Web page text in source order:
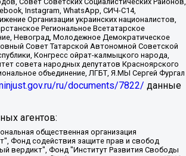
Instagram, WhatsApp, СИЧ-С14,
Организации украинских националистов,
Региональное Всетатарское
Невоград, Молодежное Демократическое
Совет Татарской Автономной Советской
Конгресс ойрат-калмыцкого народа,
совета народных депутатов Красноярского
объединение, ЛГБТ, Я.МЫ Сергей Фургал
ru/documents/7822/ данные
агентов:
Лукьянова Юлия Сергеевна, Маетная Елизавета Витальевна, Маняхин Петр Борисович, Чуракова Ольга Владимировна, Ярош Юлия Петровна, Юридическое лицо "The Insider SIA", зарегистрированное в Риге, Латвийская Республика (дата регистрации 26.06.2015), являющееся администратором доменного имени интернет-издания "The Insider SIA", https://theins.ru, Постернак Алексей Евгеньевич, Рубин Михаил Аркадьевич, Анин Роман Александрович, Юридическое лицо Istories fonds, зарегистрированное в Латвийской Республике (регистрационный номер 50008295751, дата регистрации 24.02.2020), Великовский Дмитрий Александрович, Долинина Ирина Николаевна, Мароховская Алеся Алексеевна, Шлейнов Роман Юрьевич, Шмагун Олеся Валентиновна, Общество с ограниченной ответственностью "Альтаир 2021", Общество с ограниченной ответственностью "Вега 2021", Общество с ограниченной ответственностью "Главный редактор 2021", Общество с ограниченной ответственностью "Ромашки монолит", Важенков Артем Валерьевич, Ивановская областная общественная организация "Центр гендерных исследований", Гурман Юрий Альбертович, Медиапроект "ОВД-Инфо", Егоров Владимир Владимирович, Жилинский Владимир Александрович, Общество с ограниченной ответственностью "ЗП", Иванова София Юрьевна, Карезина Инна Павловна, Кильтау Екатерина Викторовна, Петров Алексей Викторович, Пискунов Сергей Евгеньевич, Смирнов Сергей Сергеевич, Тихонов Михаил Сергеевич, Общество с ограниченной ответственностью "ЖУРНАЛИСТ-ИНОСТРАННЫЙ АГЕНТ", Арапова Галина Юрьевна, Вольтская Татьяна Анатольевна, Американская компания "Mason G.E.S. Anonymous Foundation" (США), являющаяся владельцем интернет-издания https://mnews.world/, Компания "Stichting Bellingcat", зарегистрированная в Нидерландах (дата регистрации 11.07.2018), Захаров Андрей Вячеславович, Клепиковская Екатерина Дмитриевна, Общество с ограниченной ответственностью "МЕМО", Перл Роман Александрович, Симонов Евгений Алексеевич, Соловьева Елена Анатольевна, Сотников Даниил Владимирович, Сурначева Елизавета Дмитриевна, Автономная некоммерческая организация по защите прав человека и информированию населения "Якутия – Наше Мнение", Общество с ограниченной ответственностью "Москоу диджитал медиа", с 26.01.2023 Общество с ограниченной ответственностью "Чайка Белые сады", Ветошкина Валерия Валерьевна, Заговора Максим Александрович, Межрегиональное общественное движение "Российская ЛГБТ - сеть", Оленичев Максим Владимирович, Павлов Иван Юрьевич, Скворцова Елена Сергеевна, Общество с ограниченной ответственностью "Как бы инагент", Кочетков Игорь Викторович, Общество с ограниченной ответственностью "Честные выборы", Еланчик Олег Александрович, Общество с ограниченной ответственностью "Нобелевский призыв", Гималова Регина Эмилевна, Григорьев Андрей Валерьевич, Григорьева Алина Александровна, Ассоциация по содействию защите прав призывников, альтернативнослужащих и военнослужащих "Правозащитная группа "Гражданин.Армия.Право", Хисамова Регина Фаритовна, Автономная некоммерческая организация по реализации социально-правовых программ "Лилит", Дальневосточное общественное движение "Маяк", Санкт-Петербургская ЛГБТ-инициативная группа "Выход", Инициативная группа ЛГБТ+ "Реверс", Алексеев Андрей Викторович, Бекбулатова Таисия Львовна, Беляев Иван Михайлович, Владыкина Елена Сергеевна, Гельман Марат Александрович, Никульшина Вероника Юрьевна, Толоконникова Надежда Андреевна, Шендерович Виктор Анатольевич, Общество с ограниченной ответственностью "Данное сообщение", Общество с ограниченной ответственностью Издательский дом "Новая глава", Айнбиндер Александра Александровна, Московский комьюнити-центр для ЛГБТ+инициатив, Благотворительный фонд развития филантропии, Deutsche Welle (Германия, Kurt-Schumacher-Strasse 3, 53113 Bonn), Борзунова Мария Михайловна, Воробьев Виктор Викторович, Голубева Анна Львовна, Константинова Алла Михайловна, Малкова Ирина Владимировна, Мурадов Мурад Абдулгалимович, Осетинская Елизавета Николаевна, Понасенков Евгений Николаевич, Ганапольский Матвей Юрьевич, Киселев Евгений Алексеевич, Борухович Ирина Григорьевна, Дремин Иван Тимофеевич, Дубровский Дмитрий Викторович, Красноярская региональная общественная организация поддержки и развития альтернативных образовательных технологий и межкультурных коммуникаций "ИНТЕРРА", Маяковская Екатерина Алексеевна, Фейгин Марк Захарович, Филимонов Андрей Викторович, Дзугкоева Регина Николаевна, Доброхотов Роман Александрович, Дудь Юрий Александрович, Елкин Сергей Владимирович, Кругликов Кирилл Игоревич, Сабунаева Мария Леонидовна, Семенов Алексей Владимирович, Шаинян Карен Багратович, Шульман Екатерина Михайловна, Асафьев Артур Валерьевич, Вахштайн Виктор Семенович, Венедиктов Алексей Алексеевич, Лушникова Екатерина Евгеньевна, Волков Леонид Михайлович, Невзоров Александр Глебович, Пархоменко Сергей Борисович, Сироткин Ярослав Николаевич, Кара-Мурза Владимир Владимирович, Баранова Наталья Владимировна, Гозман Леонид Яковлевич, Кагарлицкий Борис Юльевич, Климарев Михаил Валерьевич, Милов Владимир Станиславович, Автономная некоммерческая организация Краснодарский центр современного искусства "Типография", Моргенштерн Алишер Тагирович, Соболь Любовь Эдуардовна, Общество с ограниченной ответственностью "ЛИЗА НОРМ", Каспаров Гарри Кимович, Ходорковский Михаил Борисович, Общество с ограниченной ответственностью "Апрельские тезисы", Данилович Ирина Брониславовна, Кашин Олег Владимирович, Петров Николай Владимирович, Пивоваров Алексей Владимирович, Соколов Михаил Владимирович, Цветкова Юлия Владимировна, Чичваркин Евгений Александрович, Комитет против пыток/Команда против пыток, Общество с ограниченной ответственностью "Первый научный", Общество с ограниченной ответственностью "Вертолет и ко", Белоцерковская Вероника Борисовна, Кац Максим Евгеньевич, Лазарева Татьяна Юрьевна, Шаведдинов Руслан Табризович, Яшин Илья Валерьевич, Общество с ограниченной ответственностью "Иноагент ААВ", Алешковский Дмитрий Петрович, Альбац Евгения Марковна, Быков Дмитрий Львович, Галямина Юлия Евгеньевна, Лойко Сергей Леонидович, Мартынов Кирилл Константинович, Медведев Сергей Александрович, Крашенинников Федор Геннадиевич, Гордеева Катерина Вл